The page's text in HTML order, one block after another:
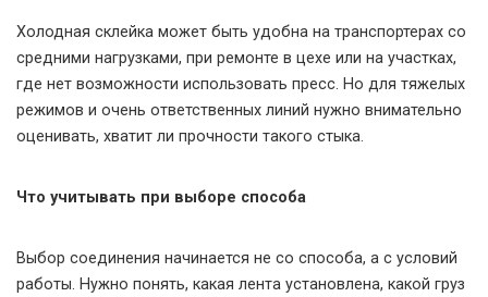
Холодная склейка может быть удобна на транспортерах со
средними нагрузками, при ремонте в цехе или на участках,
где нет возможности использовать пресс. Но для тяжелых
режимов и очень ответственных линий нужно внимательно
оценивать, хватит ли прочности такого стыка.
Что учитывать при выборе способа
Выбор соединения начинается не со способа, а с условий
работы. Нужно понять, какая лента установлена, какой груз